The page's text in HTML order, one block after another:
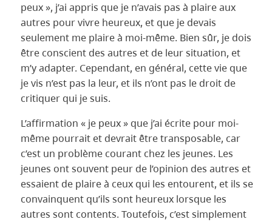
peux », j’ai appris que je n’avais pas à plaire aux
autres pour vivre heureux, et que je devais
seulement me plaire à moi-même. Bien sûr, je dois
être conscient des autres et de leur situation, et
m’y adapter. Cependant, en général, cette vie que
je vis n’est pas la leur, et ils n’ont pas le droit de
critiquer qui je suis.
L’affirmation « je peux » que j’ai écrite pour moi-
même pourrait et devrait être transposable, car
c’est un problème courant chez les jeunes. Les
jeunes ont souvent peur de l’opinion des autres et
essaient de plaire à ceux qui les entourent, et ils se
convainquent qu’ils sont heureux lorsque les
autres sont contents. Toutefois, c’est simplement